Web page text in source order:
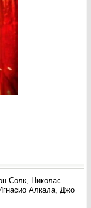
Солк, Николас
Алкала, Джо